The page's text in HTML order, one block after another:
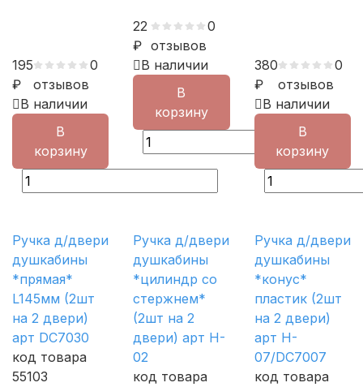
195
₽
0
отзывов
В наличии
В
корзину
22
₽
0
отзывов
В наличии
В
корзину
380
₽
0
отзывов
В наличии
В
корзину
Ручка д/двери
душкабины
*прямая*
L145мм (2шт
на 2 двери)
арт DC7030
код товара
55103
Ручка д/двери
душкабины
*цилиндр со
стержнем*
(2шт на 2
двери) арт H-
02
код товара
Ручка д/двери
душкабины
*конус*
пластик (2шт
на 2 двери)
арт H-
07/DC7007
код товара